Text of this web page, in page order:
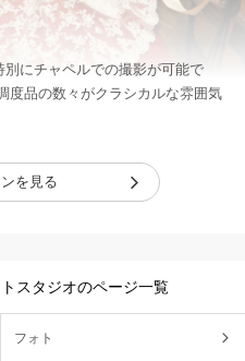
にチャペルでの撮影が可能で
度品の数々がクラシカルな雰囲気
を見る
スタジオのページ一覧
フォト